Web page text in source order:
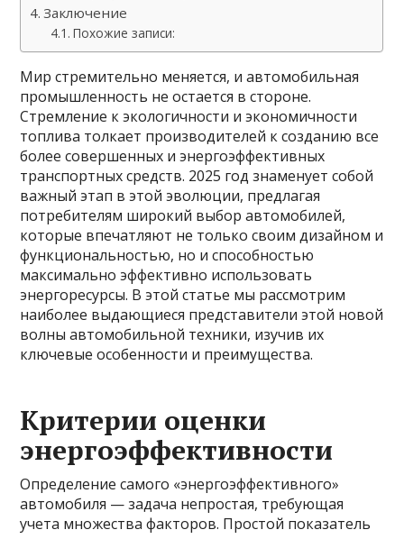
Заключение
Похожие записи:
Мир стремительно меняется, и автомобильная
промышленность не остается в стороне.
Стремление к экологичности и экономичности
топлива толкает производителей к созданию все
более совершенных и энергоэффективных
транспортных средств. 2025 год знаменует собой
важный этап в этой эволюции, предлагая
потребителям широкий выбор автомобилей,
которые впечатляют не только своим дизайном и
функциональностью, но и способностью
максимально эффективно использовать
энергоресурсы. В этой статье мы рассмотрим
наиболее выдающиеся представители этой новой
волны автомобильной техники, изучив их
ключевые особенности и преимущества.
Критерии оценки
энергоэффективности
Определение самого «энергоэффективного»
автомобиля — задача непростая, требующая
учета множества факторов. Простой показатель